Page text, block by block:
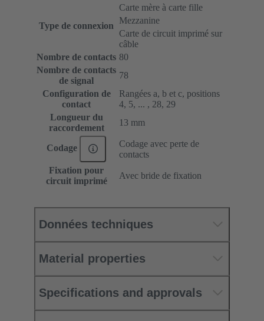
Type de connexion
Carte mère à carte fille
Mezzanine
Carte de circuit imprimé sur
câble
Nombre de contacts 80
Nombre de contacts
de signal
78
Configuration de
contact
Rangées a, b et c, positions
4, 5, ... , 28, 29
Longueur du
raccordement
13 mm
Codage
Codage avec perte de
contacts
Fixation pour
circuit imprimé
Avec bride de fixation
Données techniques
Material properties
Specifications and approvals